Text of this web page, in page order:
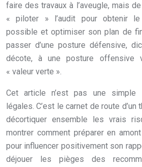
faire des travaux à l’aveugle, mais
« piloter » l’audit pour obtenir le
possible et optimiser son plan de
passer d’une posture défensive,
décote, à une posture offensive
« valeur verte ».
Cet article n’est pas une simple
légales. C’est le carnet de route d’un
décortiquer ensemble les vrais
montrer comment préparer en
pour influencer positivement son
déjouer les pièges des